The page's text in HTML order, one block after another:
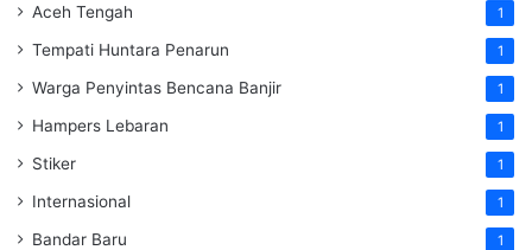
Aceh Tengah 1
Tempati Huntara Penarun 1
Warga Penyintas Bencana Banjir 1
Hampers Lebaran 1
Stiker 1
Internasional 1
Bandar Baru 1